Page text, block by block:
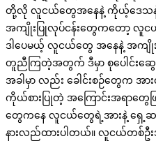
တို့လို လူငယ်တွေအနေနဲ့ ကိုယ့်ဒေသနဲ့
အကျိုးပြုလုပ်ငန်းတွေကတော့ လူင
ဒါပေမယ့် လူငယ်တွေ အနေနဲ့ အကျိုး
တူညီကြတဲ့အတွက် ဒီမှာ စုပေါင်းဆွေး
အခါမှာ လည်း ခေါင်းစဉ်တွေက အ
ကိုယ်စားပြုတဲ့ အကြောင်းအရာတွေဖ
တွေကနေ လူငယ်တွေရဲ့အားနဲ့ ရှေ့
နားလည်ထားပါတယ်။ လူငယ်တစ်ဦ